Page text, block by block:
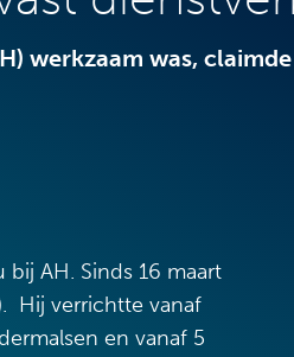
werkzaam was,
AH. Sinds 16 maart
Hij verrichtte vanaf
en vanaf 5